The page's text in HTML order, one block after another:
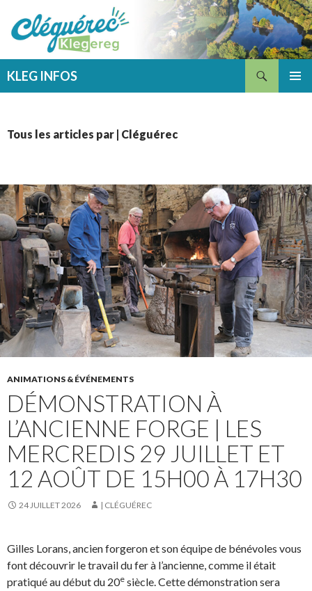
KLEG INFOS
Tous les articles par | Cléguérec
ANIMATIONS & ÉVÉNEMENTS
DÉMONSTRATION À
L’ANCIENNE FORGE | LES
MERCREDIS 29 JUILLET ET
12 AOÛT DE 15H00 À 17H30
24 JUILLET 2026 | CLÉGUÉREC
Gilles Lorans, ancien forgeron et son équipe de bénévoles vous
font découvrir le travail du fer à l’ancienne, comme il était
pratiqué au début du 20e siècle. Cette démonstration sera